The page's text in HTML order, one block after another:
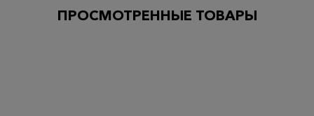
ПРОСМОТРЕННЫЕ ТОВАРЫ